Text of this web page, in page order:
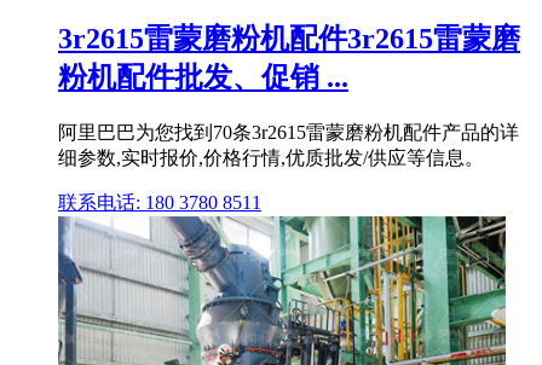
3r2615雷蒙磨粉机配件3r2615雷蒙磨
粉机配件批发、促销 ...
阿里巴巴为您找到70条3r2615雷蒙磨粉机配件产品的详
细参数,实时报价,价格行情,优质批发/供应等信息。
联系电话: 180 3780 8511